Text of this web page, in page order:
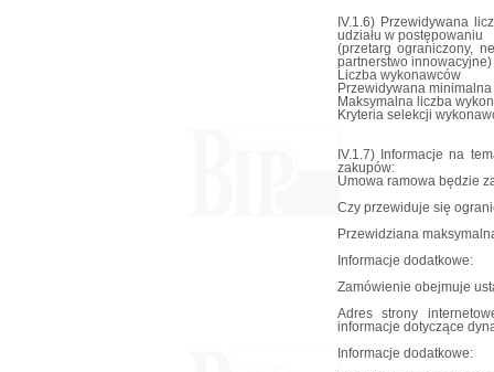
IV.1.6) Przewidywana
udziału w postępowaniu
(przetarg ograniczony,
partnerstwo innowacyjne)
Liczba wykonawców
Przewidywana
Maksymalna liczba
Kryteria selekcji
IV.1.7) Informacje na
zakupów:
Umowa ramowa będzie
Czy przewiduje się
Przewidziana
Informacje dodatkowe:
Zamówienie obejmuje
Adres strony
informacje dotyczące
Informacje dodatkowe: